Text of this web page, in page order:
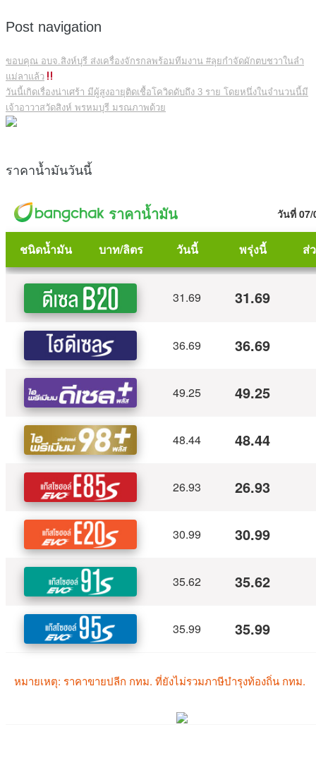
Post navigation
ขอบคุณ อบจ.สิงห์บุรี ส่งเครื่องจักรกลพร้อมทีมงาน #ลุยกำจัดผักตบชวาในลำ
แม่ลาแล้ว
วันนี้เกิดเรื่องน่าเศร้า มีผู้สูงอายุติดเชื้อโควิดดับถึง 3 ราย โดยหนึ่งในจำนวนนี้มี
เจ้าอาวาสวัดสิงห์ พรหมบุรี มรณภาพด้วย
ราคาน้ำมันวันนี้